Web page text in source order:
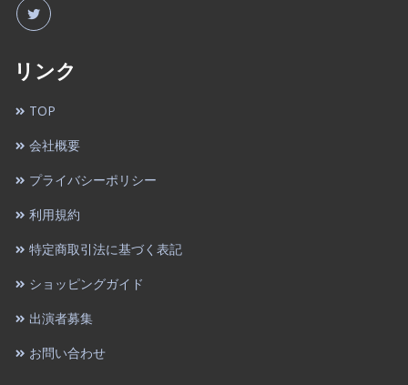
リンク
TOP
会社概要
プライバシーポリシー
利用規約
特定商取引法に基づく表記
ショッピングガイド
出演者募集
お問い合わせ